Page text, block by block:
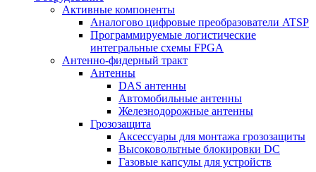
Активные компоненты
Аналогово цифровые преобразователи ATSP
Программируемые логистические
интегральные схемы FPGA
Антенно-фидерный тракт
Антенны
DAS антенны
Автомобильные антенны
Железнодорожные антенны
Грозозащита
Аксессуары для монтажа грозозащиты
Высоковольтные блокировки DC
Газовые капсулы для устройств